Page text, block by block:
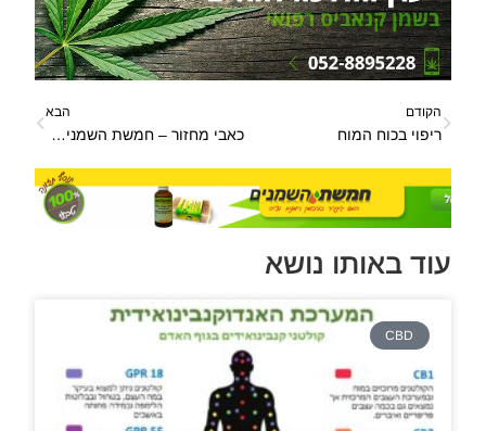
הקודם
ריפוי בכוח המוח
הבא
כאבי מחזור – חמשת השמנים נגד כאבי מחזור
עוד באותו נושא
CBD